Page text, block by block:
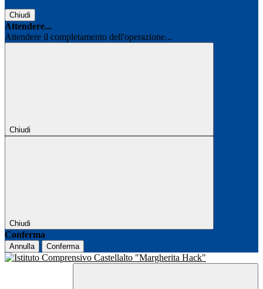
Chiudi
Attendere...
Attendere il completamento dell'operazione...
Chiudi
Chiudi
Conferma
Annulla Conferma